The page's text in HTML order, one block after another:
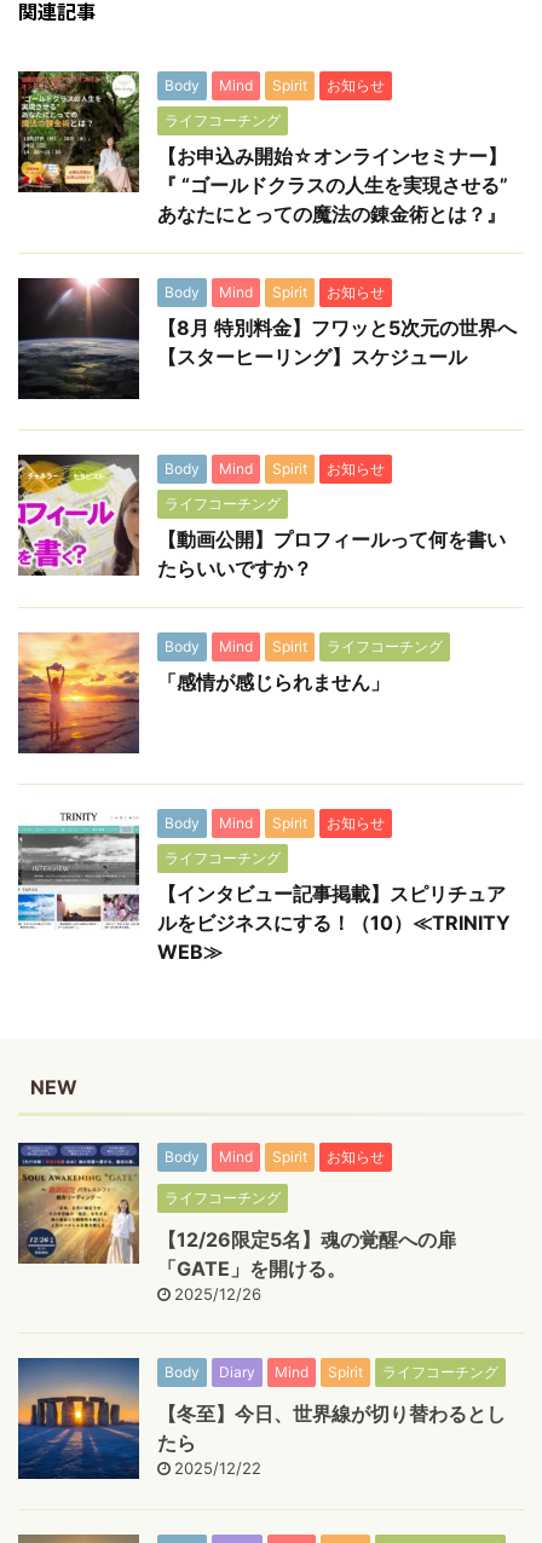
関連記事
Body Mind Spirit
お知らせ
ライフコーチング
【お申込み開始☆オンラインセミナー】
『 “ゴールドクラスの人生を実現させる”
あなたにとっての魔法の錬金術とは？』
Body Mind Spirit お知らせ
【8月 特別料金】フワッと5次元の世界へ
【スターヒーリング】スケジュール
Body Mind Spirit
お知らせ
ライフコーチング
【動画公開】プロフィールって何を書い
たらいいですか？
Body Mind Spirit ライフコーチング
「感情が感じられません」
Body Mind Spirit
お知らせ
ライフコーチング
【インタビュー記事掲載】スピリチュア
ルをビジネスにする！（10）≪TRINITY
WEB≫
NEW
Body Mind Spirit お知らせ
ライフコーチング
【12/26限定5名】魂の覚醒への扉
「GATE」を開ける。
2025/12/26
Body Diary Mind Spirit ライフコーチング
【冬至】今日、世界線が切り替わるとし
たら
2025/12/22